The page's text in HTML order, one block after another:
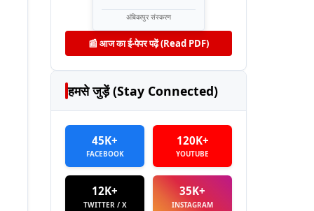
अंबिकापुर संस्करण
📰 आज का ई-पेपर पढ़ें (Read PDF)
हमसे जुड़ें (Stay Connected)
45K+
FACEBOOK
120K+
YOUTUBE
12K+
TWITTER / X
35K+
INSTAGRAM